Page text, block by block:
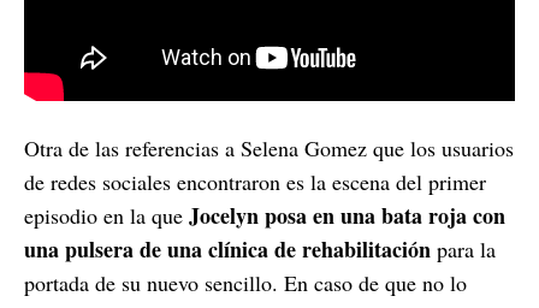
Otra de las referencias a Selena Gomez que los usuarios
de redes sociales encontraron es la escena del primer
episodio en la que Jocelyn posa en una bata roja con
una pulsera de una clínica de rehabilitación para la
portada de su nuevo sencillo. En caso de que no lo